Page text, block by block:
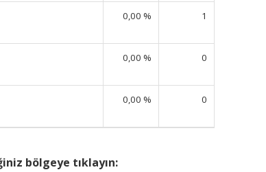
0,00 % 1
0,00 % 0
0,00 % 0
bölgeye tıklayın: